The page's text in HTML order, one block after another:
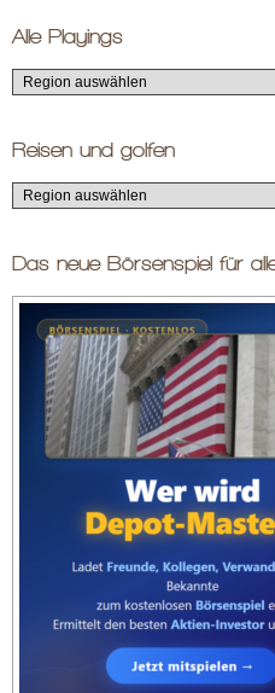
Alle Playings
Reisen und golfen
Das neue Börsenspiel für